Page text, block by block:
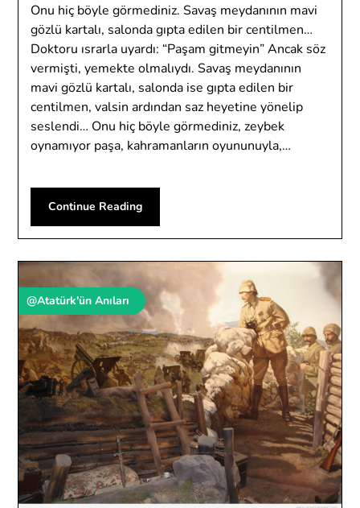
Onu hiç böyle görmediniz. Savaş meydanının mavi
gözlü kartalı, salonda gıpta edilen bir centilmen…
Doktoru ısrarla uyardı: “Paşam gitmeyin” Ancak söz
vermişti, yemekte olmalıydı. Savaş meydanının
mavi gözlü kartalı, salonda ise gıpta edilen bir
centilmen, valsin ardından saz heyetine yönelip
seslendi… Onu hiç böyle görmediniz, zeybek
oynamıyor paşa, kahramanların oyununuyla,…
Continue Reading
@Atatürk'ün Anıları